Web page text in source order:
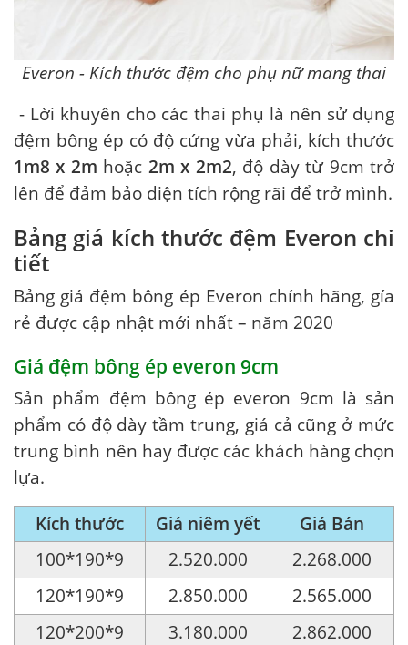
Everon - Kích thước đệm cho phụ nữ mang thai
- Lời khuyên cho các thai phụ là nên sử dụng
đệm bông ép có độ cứng vừa phải, kích thước
1m8 x 2m hoặc 2m x 2m2, độ dày từ 9cm trở
lên để đảm bảo diện tích rộng rãi để trở mình.
Bảng giá kích thước đệm Everon chi
tiết
Bảng giá đệm bông ép Everon chính hãng, gía
rẻ được cập nhật mới nhất – năm 2020
Giá đệm bông ép everon 9cm
Sản phẩm đệm bông ép everon 9cm là sản
phẩm có độ dày tầm trung, giá cả cũng ở mức
trung bình nên hay được các khách hàng chọn
lựa.
Kích thước Giá niêm yết
Giá Bán
100*190*9
2.520.000
2.268.000
120*190*9
2.850.000
2.565.000
120*200*9
3.180.000
2.862.000